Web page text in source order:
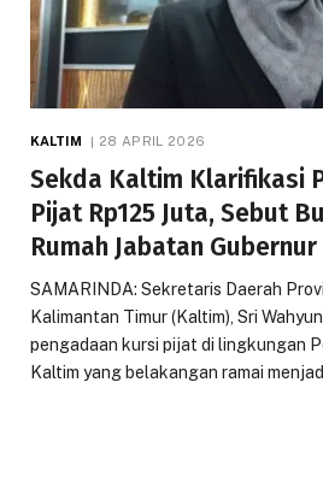
KALTIM 28 APRIL 2026
Sekda Kaltim Klarifikasi
Pijat Rp125 Juta, Sebut
Rumah Jabatan
SAMARINDA: Sekretaris Daerah
Kalimantan Timur (Kaltim), Sri
pengadaan kursi pijat di lingkungan
Kaltim yang belakangan ramai